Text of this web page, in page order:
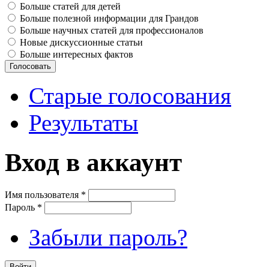
Больше статей для детей
Больше полезной информации для Грандов
Больше научных статей для профессионалов
Новые дискуссионные статьи
Больше интересных фактов
Старые голосования
Результаты
Вход в аккаунт
Имя пользователя *
Пароль *
Забыли пароль?